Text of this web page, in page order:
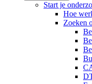
Start je
Hoe
Zoeken